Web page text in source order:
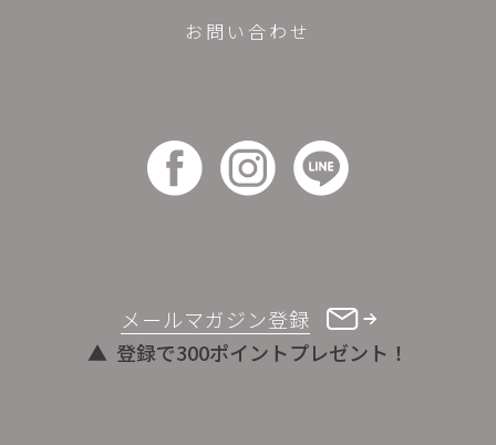
メールマガジン登録
登録で300ポイントプレゼント！
お問い合わせ